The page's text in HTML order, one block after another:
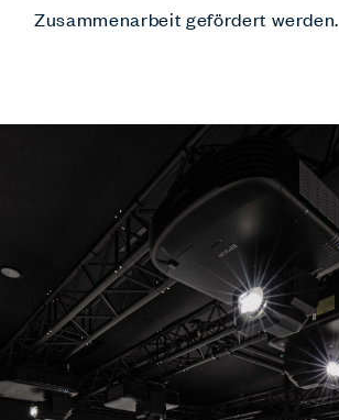
Zusammenarbeit gefördert werden.